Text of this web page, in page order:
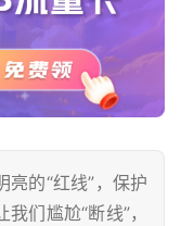
的“红线”，保护
们尴尬“断线”，